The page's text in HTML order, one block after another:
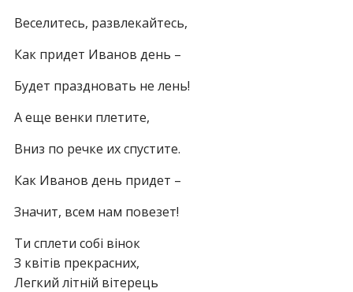
Веселитесь, развлекайтесь,
Как придет Иванов день –
Будет праздновать не лень!
А еще венки плетите,
Вниз по речке их спустите.
Как Иванов день придет –
Значит, всем нам повезет!
Ти сплети собі вінок
З квітів прекрасних,
Легкий літній вітерець